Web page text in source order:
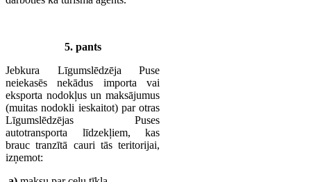
5. pants
Jebkura Līgumslēdzēja Puse
neiekasēs nekādus importa vai
eksporta nodokļus un maksājumus
(muitas nodokli ieskaitot) par otras
Līgumslēdzējas Puses
autotransporta līdzekļiem, kas
brauc tranzītā cauri tās teritorijai,
izņemot: